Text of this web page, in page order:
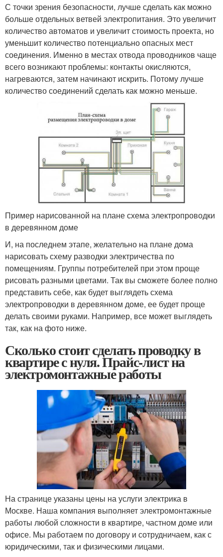
С точки зрения безопасности, лучше сделать как можно
больше отдельных ветвей электропитания. Это увеличит
количество автоматов и увеличит стоимость проекта, но
уменьшит количество потенциально опасных мест
соединения. Именно в местах отвода проводников чаще
всего возникают проблемы: контакты окисляются,
нагреваются, затем начинают искрить. Потому лучше
количество соединений сделать как можно меньше.
Пример нарисованной на плане схема электропроводки
в деревянном доме
И, на последнем этапе, желательно на плане дома
нарисовать схему разводки электричества по
помещениям. Группы потребителей при этом проще
рисовать разными цветами. Так вы сможете более полно
представить себе, как будет выглядеть схема
электропроводки в деревянном доме, ее будет проще
делать своими руками. Например, все может выглядеть
так, как на фото ниже.
Сколько стоит сделать проводку в
квартире с нуля. Прайс-лист на
электромонтажные работы
На странице указаны цены на услуги электрика в
Москве. Наша компания выполняет электромонтажные
работы любой сложности в квартире, частном доме или
офисе. Мы работаем по договору и сотрудничаем, как с
юридическими, так и физическими лицами.